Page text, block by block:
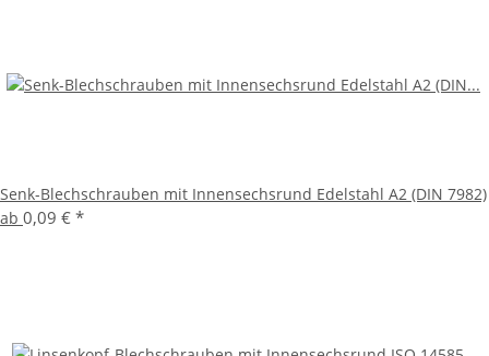
Senk-Blechschrauben mit Innensechsrund Edelstahl A2 (DIN 7982)
ab 0,09 € *